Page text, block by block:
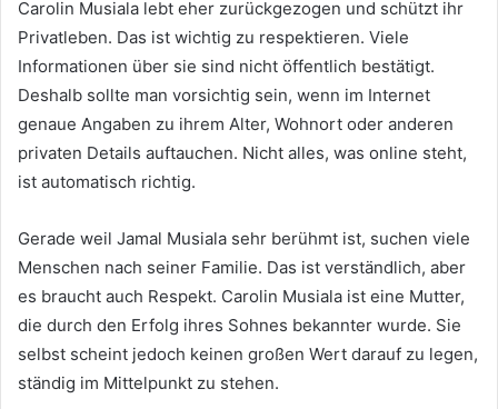
Carolin Musiala lebt eher zurückgezogen und schützt ihr
Privatleben. Das ist wichtig zu respektieren. Viele
Informationen über sie sind nicht öffentlich bestätigt.
Deshalb sollte man vorsichtig sein, wenn im Internet
genaue Angaben zu ihrem Alter, Wohnort oder anderen
privaten Details auftauchen. Nicht alles, was online steht,
ist automatisch richtig.
Gerade weil Jamal Musiala sehr berühmt ist, suchen viele
Menschen nach seiner Familie. Das ist verständlich, aber
es braucht auch Respekt. Carolin Musiala ist eine Mutter,
die durch den Erfolg ihres Sohnes bekannter wurde. Sie
selbst scheint jedoch keinen großen Wert darauf zu legen,
ständig im Mittelpunkt zu stehen.